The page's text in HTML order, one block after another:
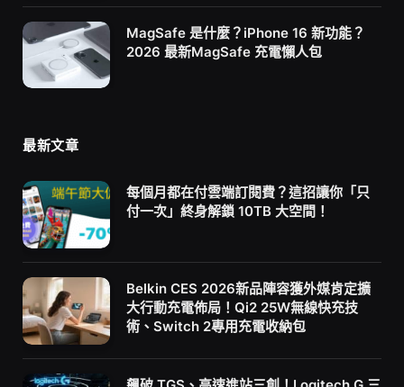
MagSafe 是什麼？iPhone 16 新功能？
2026 最新MagSafe 充電懶人包
最新文章
每個月都在付雲端訂閱費？這招讓你「只
付一次」終身解鎖 10TB 大空間！
Belkin CES 2026新品陣容獲外媒肯定擴
大行動充電佈局！Qi2 25W無線快充技
術、Switch 2專用充電收納包